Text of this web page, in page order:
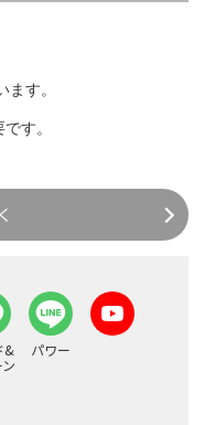
す。
す。
&
パワー